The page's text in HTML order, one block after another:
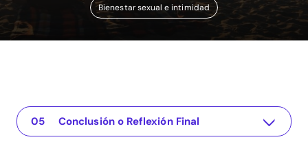
Bienestar sexual e intimidad
Manejo de Discrepancias Sexuales en las Relaciones
The app for your relationship
Entendiendo el Problema
Soluciones Prácticas o Perspectivas
Conclusión o Reflexión Final